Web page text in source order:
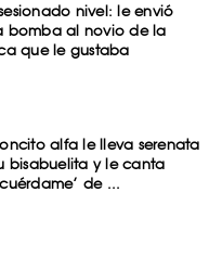
nivel: le envió
bomba al novio de la
que le gustaba
alfa le lleva serenata
bisabuelita y le canta
de ...